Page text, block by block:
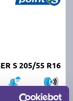
S 205/55 R16
71